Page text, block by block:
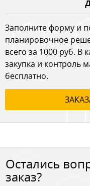
Заполните форму и
планировочное
всего за 1000 руб. В
закупка и контроль
бесплатно.
Остались
заказ?